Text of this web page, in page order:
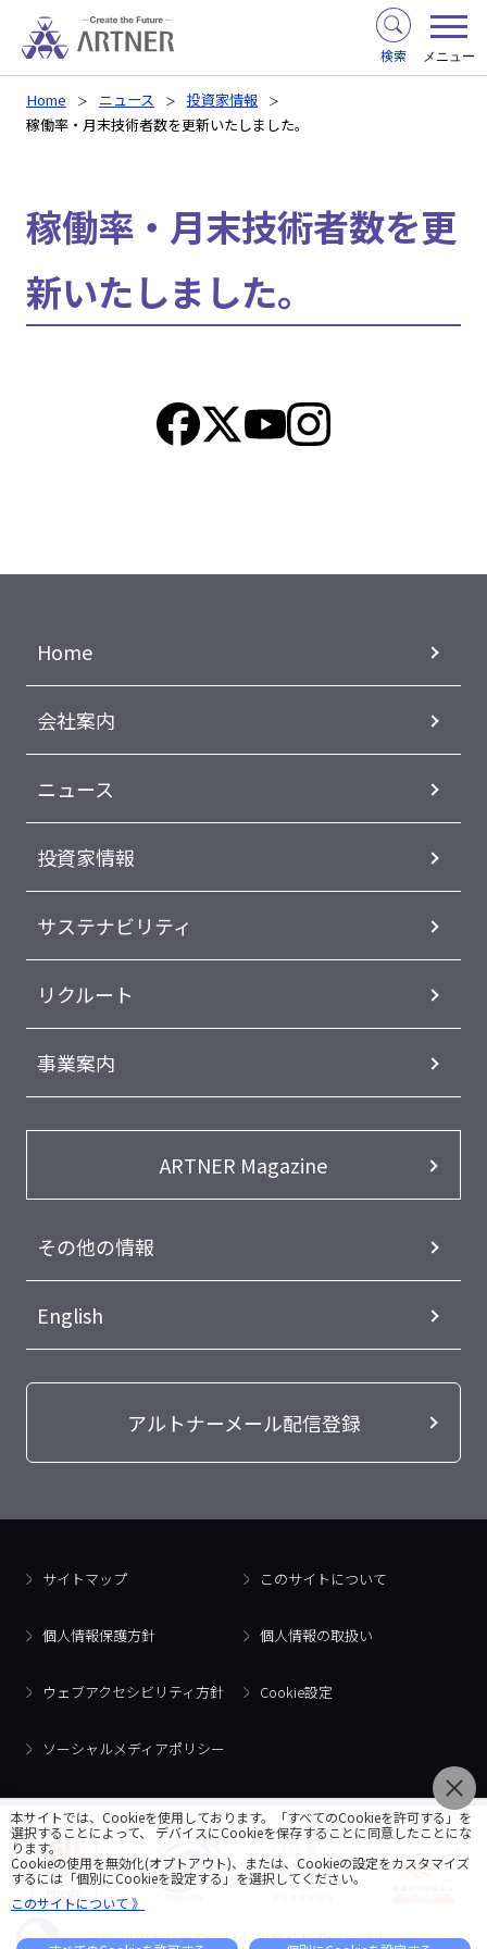
検索 メニュー
Home ニュース
投資家情報
稼働率・月末技術者数を更新いたしました。
稼働率・月末技術者数を更
新いたしました。
Home
会社案内
ニュース
投資家情報
サステナビリティ
リクルート
事業案内
ARTNER Magazine
その他の情報
English
アルトナーメール配信登録
サイトマップ このサイトについて
個人情報保護方針 個人情報の取扱い
ウェブアクセシビリティ方針 Cookie設定
ソーシャルメディアポリシー
© 2018 Artner Co., Ltd. All Rights Reserved.
本サイトでは、Cookieを使用しております。「すべてのCookieを許可する」を
選択することによって、 デバイスにCookieを保存することに同意したことにな
ります。
Cookieの使用を無効化(オプトアウト)、または、Cookieの設定をカスタマイズ
するには「個別にCookieを設定する」を選択してください。
このサイトについて 》